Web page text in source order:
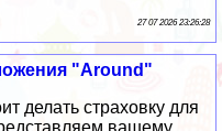
27 07 2026 23:26:28
"Around"
делать страховку для
вашему